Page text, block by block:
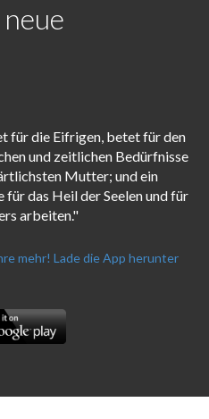
für die Eifrigen, betet für den
und zeitlichen Bedürfnisse
Mutter; und ein
das Heil der Seelen und für
arbeiten."
mehr! Lade die App herunter